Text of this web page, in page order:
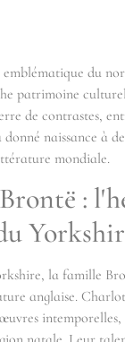
du
patrimoine
de contrastes,
donné naissance à
mondiale.
:
la famille
anglaise.